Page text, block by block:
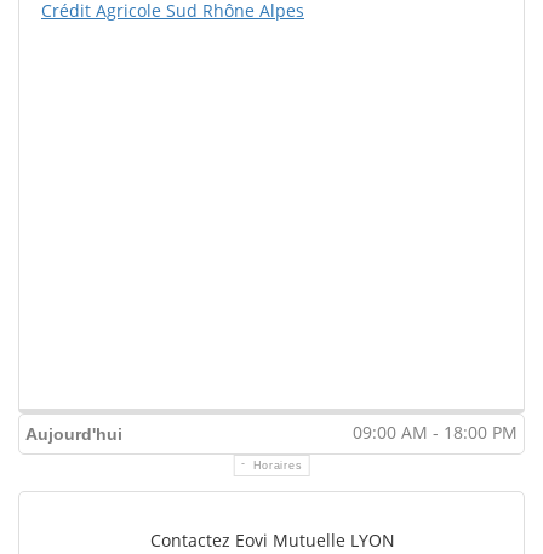
Crédit Agricole Sud Rhône Alpes
Aujourd'hui 09:00 AM - 18:00 PM
Horaires
Contactez Eovi Mutuelle LYON